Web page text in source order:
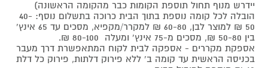
יידרש מנוף תחול תוספת הקומות כבר מהקומה הראשונה)
הובלה לכל קומה נוספת בתוך הבית כרוכה בתשלום נוסף: 40-
50 ₪ למוצר לבן, 60-80 ₪ למקרר/מקפיא, מסכים עד 65 אינץ'
בין 50-80 ₪, מסכים מ-75 אינץ' ומעלה 80-100 ₪.
אספקת מקררים - אספקה לבית לקוח המתאפשרת דרך מעבר
בכניסה הראשית עד קומה ב' ללא פירוק דלתות, פירוק כל דלת